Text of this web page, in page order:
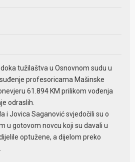
tužilaštva u Osnovnom sudu u
profesoricama Mašinske
61.894 KM prilikom vođenja
odraslih.
i Jovica Saganović svjedočili su o
u gotovom novcu koji su davali u
optužene, a dijelom preko